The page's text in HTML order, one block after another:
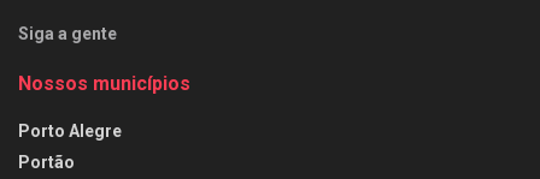
Siga a gente
Nossos municípios
Porto Alegre
Portão